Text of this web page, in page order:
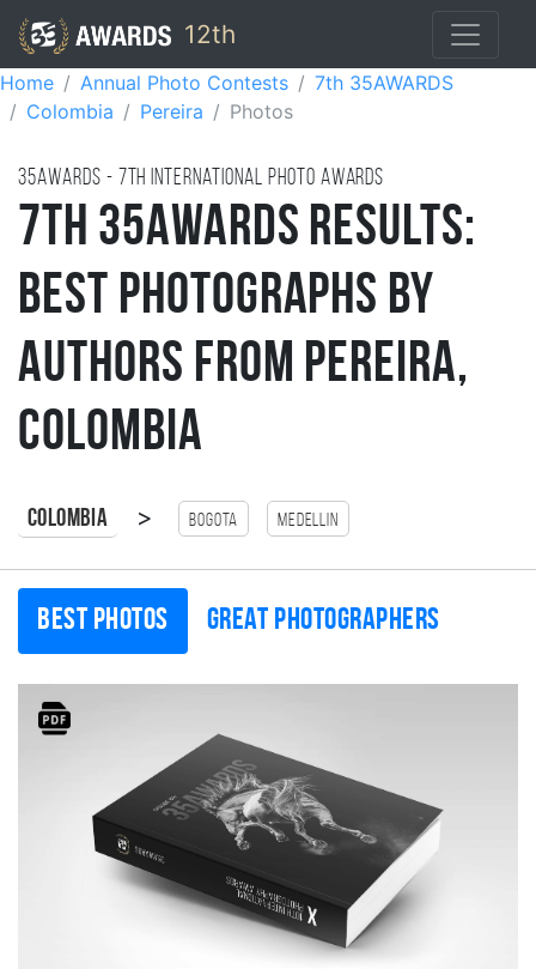
12th
Home Annual Photo Contests
7th 35AWARDS
Colombia
Pereira Photos
35AWARDS - 7TH international photo awards
7th 35AWARDS Results:
Best Photographs by
Authors from Pereira,
Colombia
Colombia > Bogota Medellin
Best photos Great photographers